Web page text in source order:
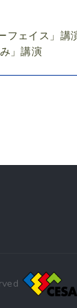
フェイス」講
」講演